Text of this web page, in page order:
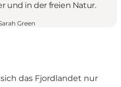
und in der freien Natur.
Green
das Fjordlandet nur